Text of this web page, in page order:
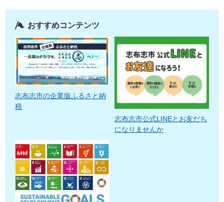
おすすめコンテンツ
志布志市の企業版ふるさと納
税
志布志市公式LINEとお友だち
になりませんか